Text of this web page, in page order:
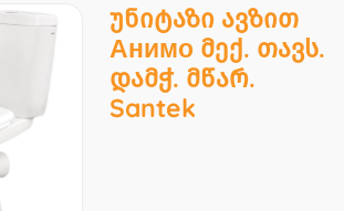
უნიტაზი ავზით
Анимо მექ. თავს.
დამჭ. მწარ.
Santek